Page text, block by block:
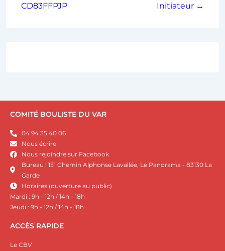
CD83FFPJP
Initiateur →
COMITÉ BOULISTE DU VAR
04 94 35 40 06
Nous écrire
Nous rejoindre sur Facebook
Bureau : 151 Chemin Alphonse Lavallée, Le Panorama - 83130 La
Garde
Horaires (ouverture au public)
Mardi : 9h - 12h / 14h - 18h
Jeudi : 9h - 12h / 14h - 18h
ACCÈS RAPIDE
Le CBV